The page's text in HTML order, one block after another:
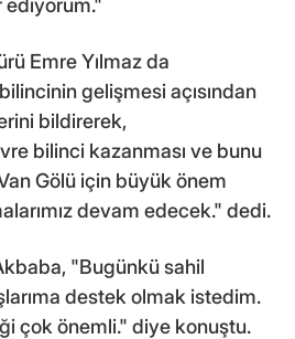
ediyorum."
Emre Yılmaz da
gelişmesi açısından
bildirerek,
bilinci kazanması ve bunu
Gölü için büyük önem
devam edecek." dedi.
"Bugünkü sahil
destek olmak istedim.
çok önemli." diye konuştu.